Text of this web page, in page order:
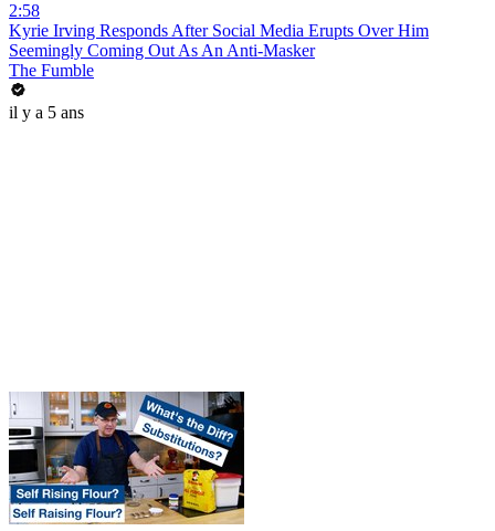
2:58
Kyrie Irving Responds After Social Media Erupts Over Him
Seemingly Coming Out As An Anti-Masker
The Fumble
il y a 5 ans